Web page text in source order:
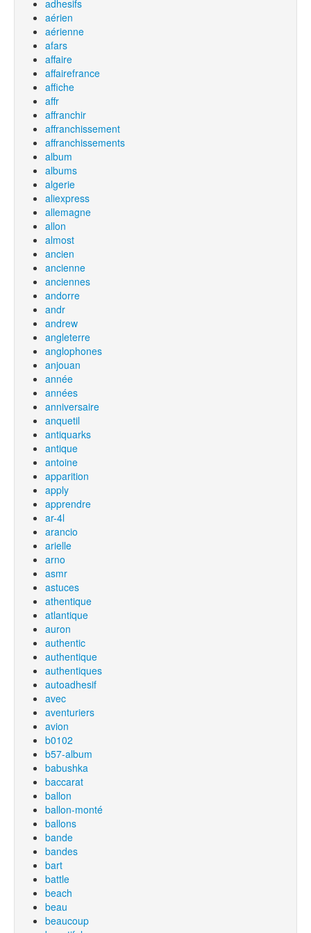
adhesifs
aérien
aérienne
afars
affaire
affairefrance
affiche
affr
affranchir
affranchissement
affranchissements
album
albums
algerie
aliexpress
allemagne
allon
almost
ancien
ancienne
anciennes
andorre
andr
andrew
angleterre
anglophones
anjouan
année
années
anniversaire
anquetil
antiquarks
antique
antoine
apparition
apply
apprendre
ar-4l
arancio
arielle
arno
asmr
astuces
athentique
atlantique
auron
authentic
authentique
authentiques
autoadhesif
avec
aventuriers
avion
b0102
b57-album
babushka
baccarat
ballon
ballon-monté
ballons
bande
bandes
bart
battle
beach
beau
beaucoup